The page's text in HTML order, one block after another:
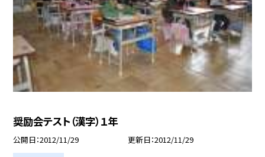
奨励会テスト（漢字）１年
公開日 2012/11/29 更新日 2012/11/29